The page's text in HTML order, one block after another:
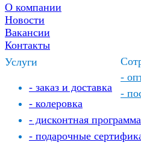
О компании
Новости
Вакансии
Контакты
-
-
Услуги
- заказ и доставка
- колеровка
- дисконтная программа
- подарочные